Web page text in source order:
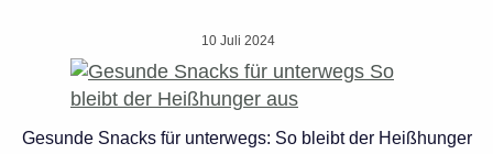
10 Juli 2024
Gesunde Snacks für unterwegs: So bleibt der Heißhunger